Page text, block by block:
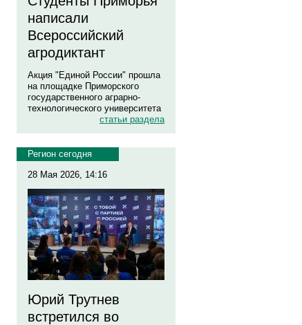
написали
Всероссийский
агродиктант
Акция "Единой России" прошла
на площадке Приморского
государственного аграрно-
технологического университета
статьи раздела
Регион сегодня
28 Мая 2026, 14:16
Юрий Трутнев
встретился во